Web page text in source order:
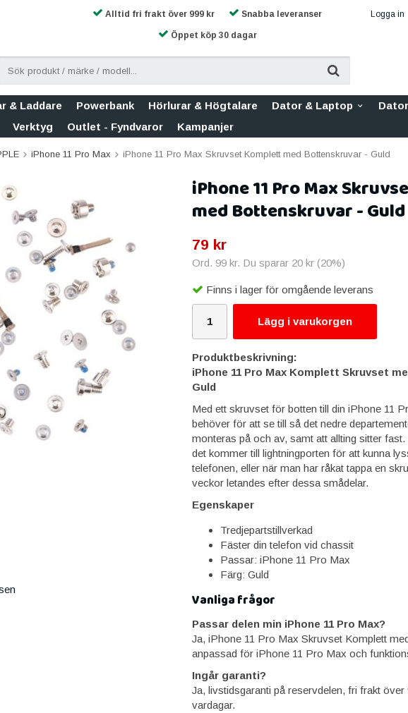
Logga in
Alltid fri frakt över 999 kr Snabba leveranser
Öppet köp 30 dagar
& Laddare Powerbank Hörlurar & Högtalare Dator & Laptop
Verktyg Outlet - Fyndvaror Kampanjer
iPhone 11 Pro Max iPhone 11 Pro Max Skruvset Komplett med Bottenskruvar - Guld
iPhone 11 Pro Max
med Bottenskruvar - Guld
79 kr
Ord. 99 kr. Du sparar 20 kr(20%)
Finns i lager för omgående leverans
Lägg i varukorgen
Produktbeskrivning:
iPhone 11 Pro Max Komplett Skruvset
Guld
Med ett skruvset för botten till din iPhone 11
behöver för att se till så det nedre
monteras på och av, samt att allting sitter
det kommer till lightningporten för att kunna
telefonen, eller när man har råkat tappa en
veckor letandes efter dessa smådelar.
Egenskaper
Tredjepartstillverkad
Fäster din telefon vid chassit
Passar: iPhone 11 Pro Max
Färg: Guld
Vanliga frågor
Passar delen min iPhone 11 Pro Max?
Ja, iPhone 11 Pro Max Skruvset Komplett
anpassad för iPhone 11 Pro Max och
Ingår garanti?
Ja, livstidsgaranti på reservdelen, fri frakt
vardagar.